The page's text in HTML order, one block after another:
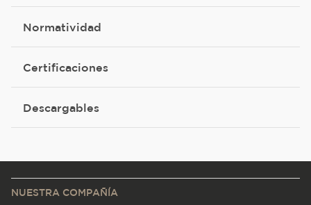
Normatividad
Certificaciones
Descargables
NUESTRA COMPAÑÍA